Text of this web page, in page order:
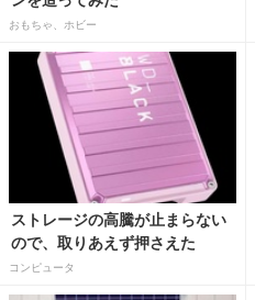
おもちゃ、ホビー
ストレージの高騰が止まらない
ので、取りあえず押さえた
コンピュータ